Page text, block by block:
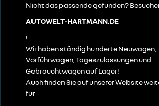
Nicht das passende gefunden?
AUTOWELT-HARTMANN.DE
!
Wir haben ständig hunderte Neuwagen,
Vorführwagen, Tageszulassungen und
Gebrauchtwagen auf Lager!
Auch finden Sie auf unserer Website
für